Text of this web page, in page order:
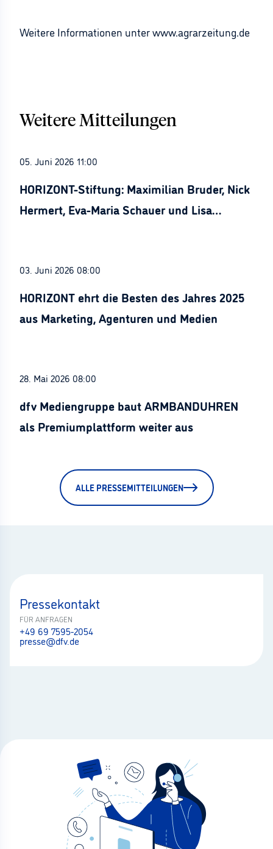
Weitere Informationen unter www.agrarzeitung.de
Weitere Mitteilungen
05. Juni 2026 11:00
HORIZONT-Stiftung: Maximilian Bruder, Nick
Hermert, Eva-Maria Schauer und Lisa
03. Juni 2026 08:00
HORIZONT ehrt die Besten des Jahres 2025
aus Marketing, Agenturen und Medien
28. Mai 2026 08:00
dfv Mediengruppe baut ARMBANDUHREN
als Premiumplattform weiter aus
ALLE PRESSEMITTEILUNGEN
Pressekontakt
FÜR ANFRAGEN
+49 69 7595-2054
presse@dfv.de